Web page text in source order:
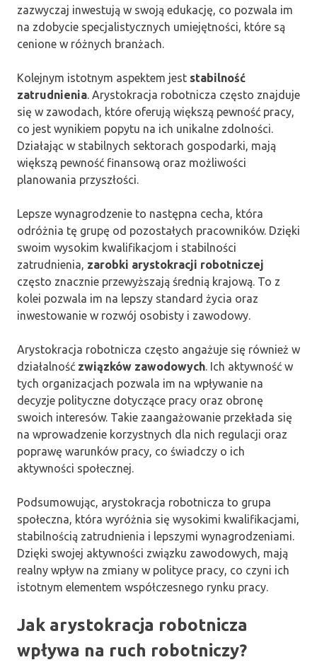
zazwyczaj inwestują w swoją edukację, co pozwala im
na zdobycie specjalistycznych umiejętności, które są
cenione w różnych branżach.
Kolejnym istotnym aspektem jest stabilność
zatrudnienia. Arystokracja robotnicza często znajduje
się w zawodach, które oferują większą pewność pracy,
co jest wynikiem popytu na ich unikalne zdolności.
Działając w stabilnych sektorach gospodarki, mają
większą pewność finansową oraz możliwości
planowania przyszłości.
Lepsze wynagrodzenie to następna cecha, która
odróżnia tę grupę od pozostałych pracowników. Dzięki
swoim wysokim kwalifikacjom i stabilności
zatrudnienia, zarobki arystokracji robotniczej
często znacznie przewyższają średnią krajową. To z
kolei pozwala im na lepszy standard życia oraz
inwestowanie w rozwój osobisty i zawodowy.
Arystokracja robotnicza często angażuje się również w
działalność związków zawodowych. Ich aktywność w
tych organizacjach pozwala im na wpływanie na
decyzje polityczne dotyczące pracy oraz obronę
swoich interesów. Takie zaangażowanie przekłada się
na wprowadzenie korzystnych dla nich regulacji oraz
poprawę warunków pracy, co świadczy o ich
aktywności społecznej.
Podsumowując, arystokracja robotnicza to grupa
społeczna, która wyróżnia się wysokimi kwalifikacjami,
stabilnością zatrudnienia i lepszymi wynagrodzeniami.
Dzięki swojej aktywności związku zawodowych, mają
realny wpływ na zmiany w polityce pracy, co czyni ich
istotnym elementem współczesnego rynku pracy.
Jak arystokracja robotnicza
wpływa na ruch robotniczy?